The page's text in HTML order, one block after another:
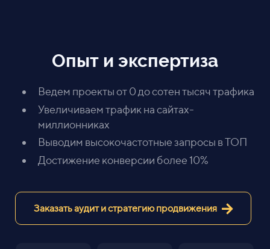
Опыт и экспертиза
Ведем проекты от 0 до сотен тысяч трафика
Увеличиваем трафик на сайтах-
миллионниках
Выводим высокочастотные запросы в ТОП
Достижение конверсии более 10%
Заказать аудит и стратегию продвижения